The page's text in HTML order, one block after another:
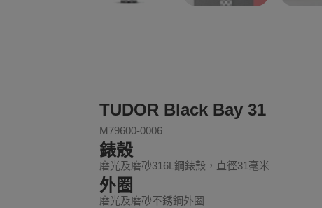
TUDOR Black Bay 31
M79600-0006
錶殼
磨光及磨砂316L鋼錶殼，直徑31毫米
外圈
磨光及磨砂不銹鋼外圈